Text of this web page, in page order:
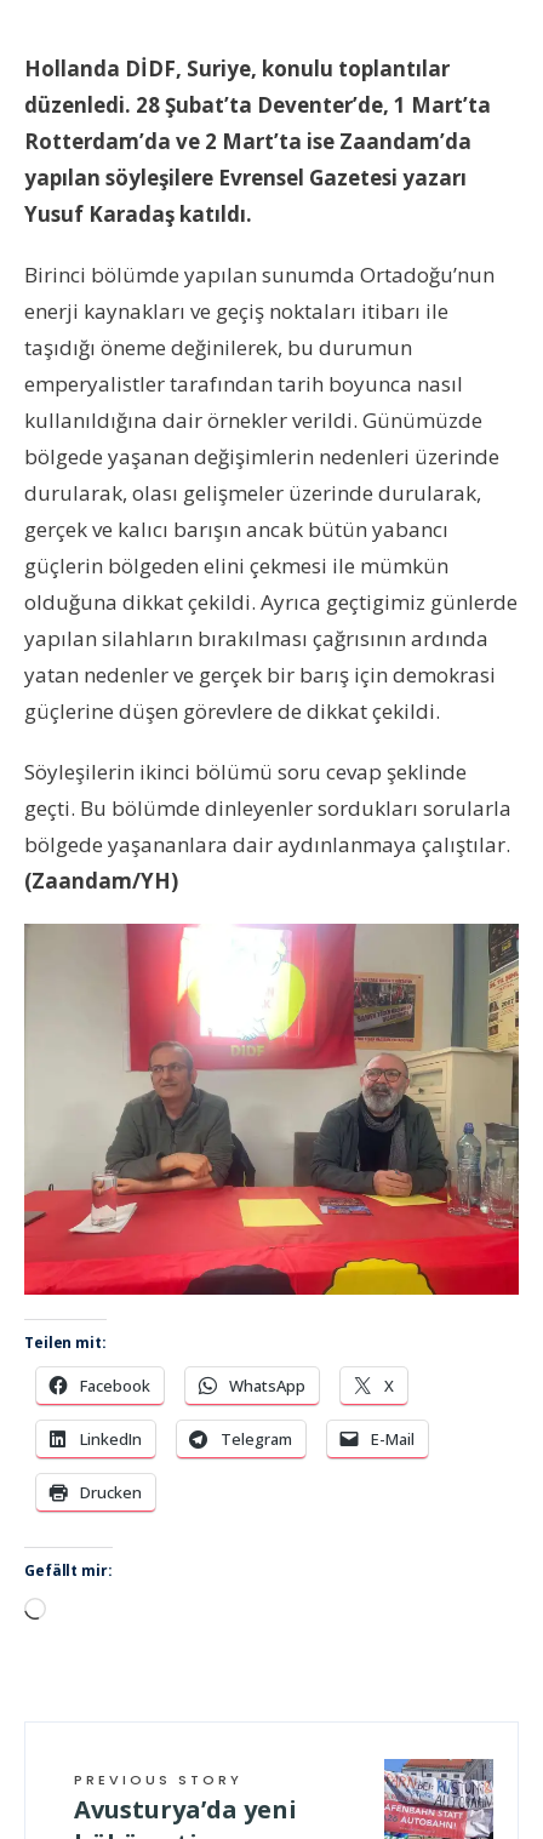
Hollanda DİDF, Suriye, konulu toplantılar
düzenledi. 28 Şubat’ta Deventer’de, 1 Mart’ta
Rotterdam’da ve 2 Mart’ta ise Zaandam’da
yapılan söyleşilere Evrensel Gazetesi yazarı
Yusuf Karadaş katıldı.
Birinci bölümde yapılan sunumda Ortadoğu’nun
enerji kaynakları ve geçiş noktaları itibarı ile
taşıdığı öneme değinilerek, bu durumun
emperyalistler tarafından tarih boyunca nasıl
kullanıldığına dair örnekler verildi. Günümüzde
bölgede yaşanan değişimlerin nedenleri üzerinde
durularak, olası gelişmeler üzerinde durularak,
gerçek ve kalıcı barışın ancak bütün yabancı
güçlerin bölgeden elini çekmesi ile mümkün
olduğuna dikkat çekildi. Ayrıca geçtigimiz günlerde
yapılan silahların bırakılması çağrısının ardında
yatan nedenler ve gerçek bir barış için demokrasi
güçlerine düşen görevlere de dikkat çekildi.
Söyleşilerin ikinci bölümü soru cevap şeklinde
geçti. Bu bölümde dinleyenler sordukları sorularla
bölgede yaşananlara dair aydınlanmaya çalıştılar.
(Zaandam/YH)
Teilen mit:
Facebook WhatsApp X
LinkedIn Telegram E-Mail
Drucken
Gefällt mir:
Wird
PREVIOUS STORY
Avusturya’da yeni